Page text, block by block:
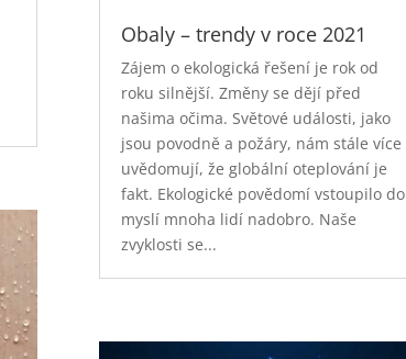
Obaly – trendy v roce 2021
Zájem o ekologická řešení je rok od
roku silnější. Změny se dějí před
našima očima. Světové události, jako
jsou povodně a požáry, nám stále více
uvědomují, že globální oteplování je
fakt. Ekologické povědomí vstoupilo do
myslí mnoha lidí nadobro. Naše
zvyklosti se...